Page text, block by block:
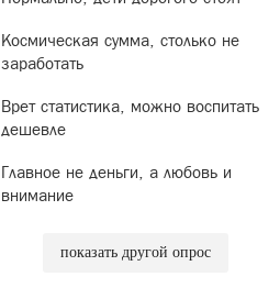
Космическая сумма, столько не
заработать
Врет статистика, можно воспитать
дешевле
Главное не деньги, а любовь и
внимание
показать другой опрос